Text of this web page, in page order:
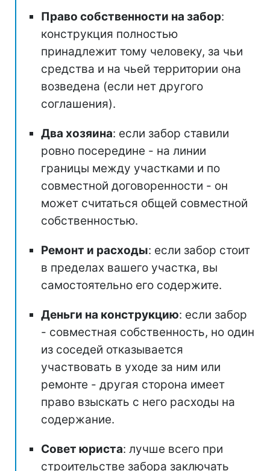
Право собственности на забор:
конструкция полностью
принадлежит тому человеку, за чьи
средства и на чьей территории она
возведена (если нет другого
соглашения).
Два хозяина: если забор ставили
ровно посередине - на линии
границы между участками и по
совместной договоренности - он
может считаться общей совместной
собственностью.
Ремонт и расходы: если забор стоит
в пределах вашего участка, вы
самостоятельно его содержите.
Деньги на конструкцию: если забор
- совместная собственность, но один
из соседей отказывается
участвовать в уходе за ним или
ремонте - другая сторона имеет
право взыскать с него расходы на
содержание.
Совет юриста: лучше всего при
строительстве забора заключать